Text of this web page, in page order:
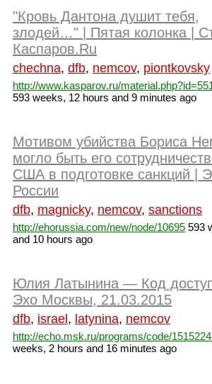
"Кровь Дантона душит тебя,
злодей…" | Пятая колонка |
Каспаров.Ru
chechna, dfb, nemcov, piontkovsky
http://www.kasparov.ru/
593 weeks, 12 hours and 9 minutes ago
Мотивом убийства Бориса
могло быть его
США в подготовке санкций |
России
dfb, magnicky, nemcov, sanctions
http://ehorussia.com/new/node/10695 593
and 10 hours ago
Юлия Латынина — Код
Эхо Москвы, 21.03.2015
dfb, israel , latynina, nemcov
http://echo.msk.ru/programs/code/
weeks, 2 hours and 16 minutes ago